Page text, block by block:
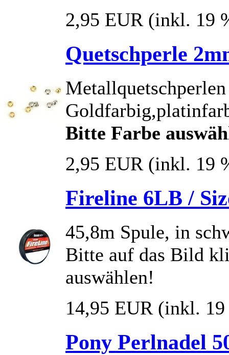
2,95 EUR (inkl. 19
Quetschperle
Bitte Farbe
2,95 EUR (inkl. 19
Fireline 6LB /
45,8m Spule, in
Bitte auf das Bild
auswählen!
14,95 EUR (inkl.
Pony Perlnadel